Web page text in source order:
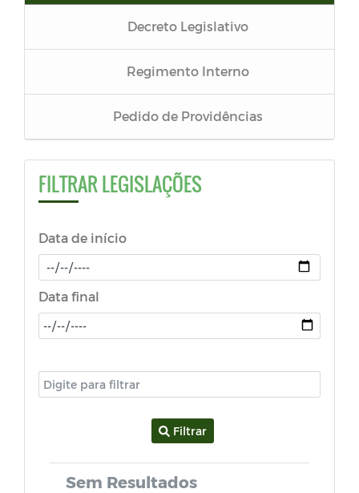
Decreto Legislativo
Regimento Interno
Pedido de Providências
Resoluções
LDO - Lei de Diretrizes Orçamentárias
LOA - Lei Orçamentária Anual
Estatuto do Servidor
Código de Postura
Lei de Acesso à Informação
FILTRAR LEGISLAÇÕES
Data de início
Data final
Filtrar
Sem Resultados